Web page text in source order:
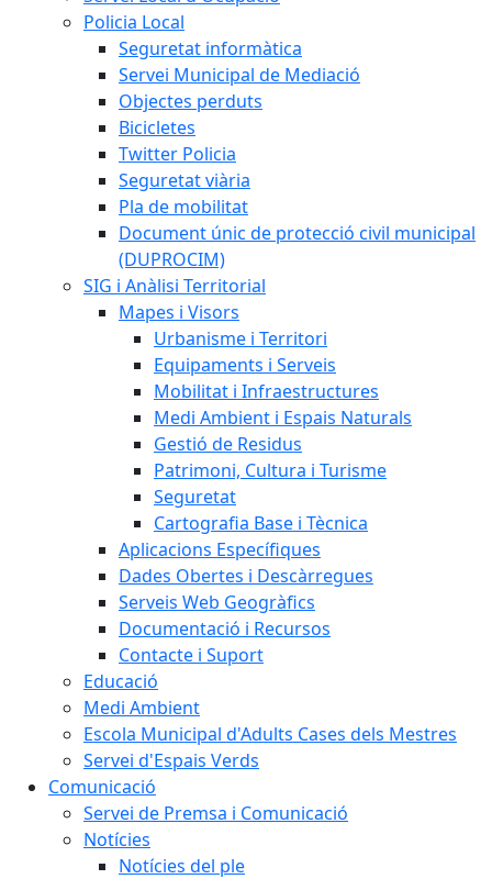
Policia Local
Seguretat informàtica
Servei Municipal de Mediació
Objectes perduts
Bicicletes
Twitter Policia
Seguretat viària
Pla de mobilitat
Document únic de protecció civil municipal
(DUPROCIM)
SIG i Anàlisi Territorial
Mapes i Visors
Urbanisme i Territori
Equipaments i Serveis
Mobilitat i Infraestructures
Medi Ambient i Espais Naturals
Gestió de Residus
Patrimoni, Cultura i Turisme
Seguretat
Cartografia Base i Tècnica
Aplicacions Específiques
Dades Obertes i Descàrregues
Serveis Web Geogràfics
Documentació i Recursos
Contacte i Suport
Educació
Medi Ambient
Escola Municipal d'Adults Cases dels Mestres
Servei d'Espais Verds
Comunicació
Servei de Premsa i Comunicació
Notícies
Notícies del ple